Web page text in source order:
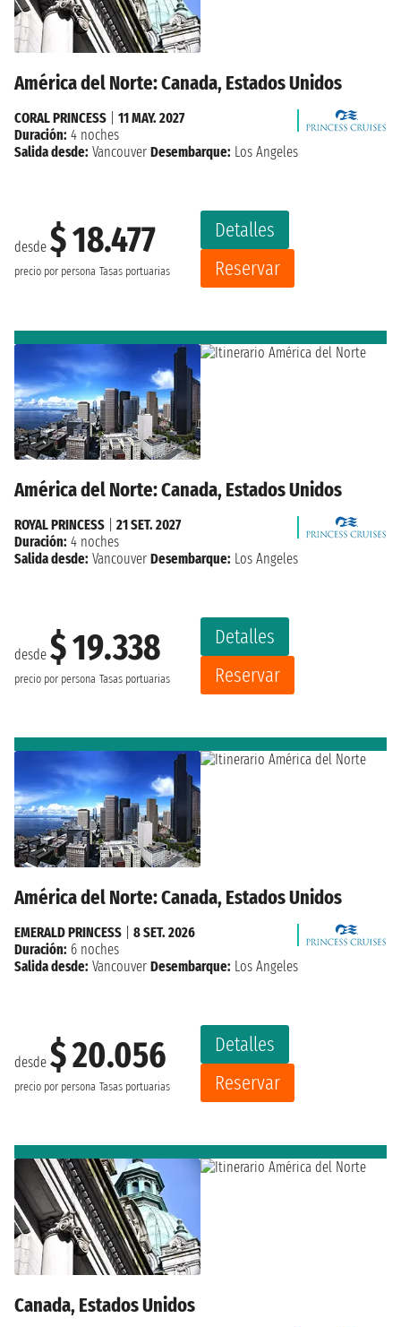
América del Norte: Canada, Estados Unidos
desde $ 18.477
precio por persona Tasas portuarias
Detalles
Reservar
CORAL PRINCESS
11 MAY. 2027
Duración: 4 noches
Salida desde: Vancouver Desembarque: Los Angeles
América del Norte: Canada, Estados Unidos
desde $ 19.338
precio por persona Tasas portuarias
Detalles
Reservar
ROYAL PRINCESS
21 SET. 2027
Duración: 4 noches
Salida desde: Vancouver Desembarque: Los Angeles
América del Norte: Canada, Estados Unidos
desde $ 20.056
precio por persona Tasas portuarias
Detalles
Reservar
EMERALD PRINCESS
8 SET. 2026
Duración: 6 noches
Salida desde: Vancouver Desembarque: Los Angeles
Canada, Estados Unidos